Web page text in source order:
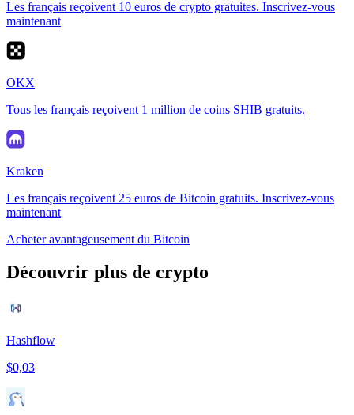
Les français reçoivent 10 euros de crypto gratuites. Inscrivez-vous
maintenant
OKX
Tous les français reçoivent 1 million de coins SHIB gratuits.
Kraken
Les français reçoivent 25 euros de Bitcoin gratuits. Inscrivez-vous
maintenant
Acheter avantageusement du Bitcoin
Découvrir plus de crypto
Hashflow
$0,03